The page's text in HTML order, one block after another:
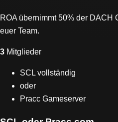
ROA übernimmt 50% der DACH
euer Team.
3 Mitglieder
SCL vollständig
oder
Pracc Gameserver